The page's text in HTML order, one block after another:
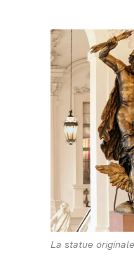
La statue